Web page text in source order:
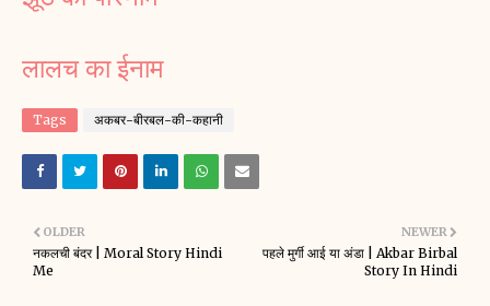
लालच का ईनाम
Tags अकबर-बीरबल-की-कहानी
NEWER
पहले मुर्गी आई या अंडा | Akbar Birbal
Story In Hindi
OLDER
नकलची बंदर | Moral Story Hindi
Me